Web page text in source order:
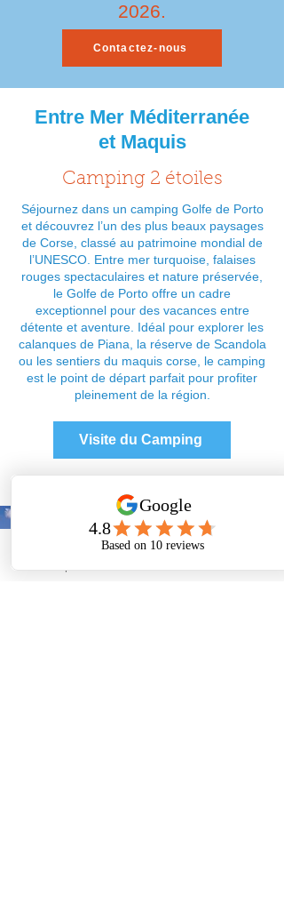
2026.
Contactez-nous
Entre Mer Méditerranée
et Maquis
Camping 2 étoiles
Séjournez dans un camping Golfe de Porto
et découvrez l’un des plus beaux paysages
de Corse, classé au patrimoine mondial de
l’UNESCO. Entre mer turquoise, falaises
rouges spectaculaires et nature préservée,
le Golfe de Porto offre un cadre
exceptionnel pour des vacances entre
détente et aventure. Idéal pour explorer les
calanques de Piana, la réserve de Scandola
ou les sentiers du maquis corse, le camping
est le point de départ parfait pour profiter
pleinement de la région.​
Visite du Camping